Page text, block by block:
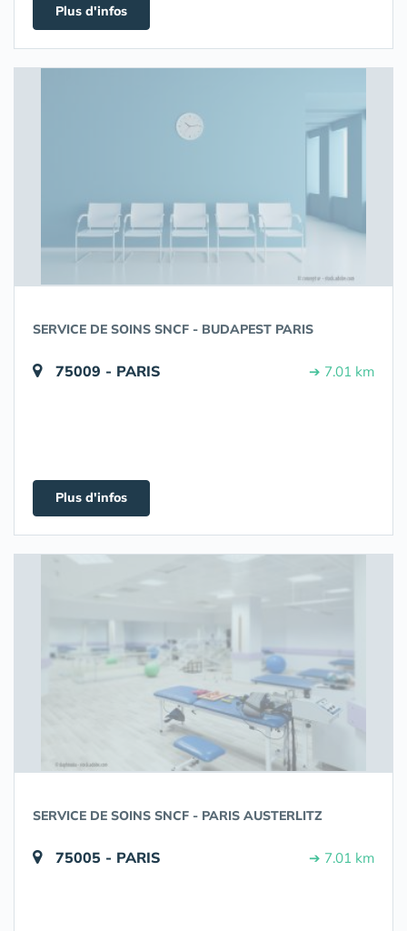
Plus d'infos
SERVICE DE SOINS SNCF - BUDAPEST PARIS
75009 - PARIS ➔ 7.01 km
Plus d'infos
SERVICE DE SOINS SNCF - PARIS AUSTERLITZ
75005 - PARIS ➔ 7.01 km